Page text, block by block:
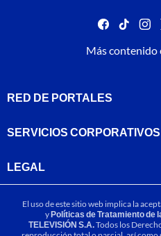
facebook
tiktok
Más contenido
RED DE PORTALES
SERVICIOS CORPORATIVOS
LEGAL
El uso de este sitio web implica la
yPolíticas de Tratamiento de
TELEVISIÓN S.A.Todos los